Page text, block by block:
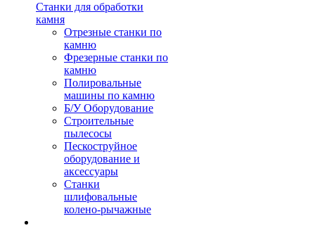
Станки для обработки
камня
Отрезные станки по
камню
Фрезерные станки по
камню
Полировальные
машины по камню
Б/У Оборудование
Строительные
пылесосы
Пескоструйное
оборудование и
аксессуары
Станки
шлифовальные
колено-рычажные